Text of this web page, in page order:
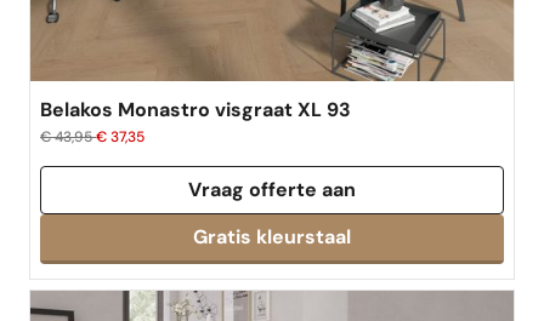
Belakos Monastro visgraat XL 93
€ 43,95€ 37,35
Vraag offerte aan